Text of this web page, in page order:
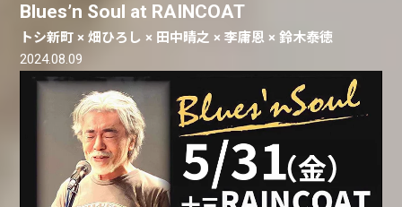
Blues’n Soul at RAINCOAT
トシ新町 × 畑ひろし × 田中晴之 × 李庸恩 × 鈴木泰徳
2024.08.09